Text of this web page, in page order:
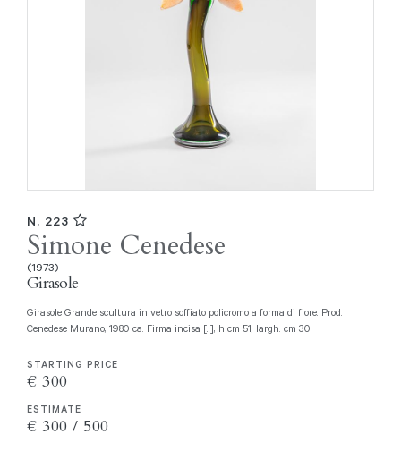
N. 223
Simone Cenedese
(1973)
Girasole
Girasole Grande scultura in vetro soffiato policromo a forma di fiore. Prod.
Cenedese Murano, 1980 ca. Firma incisa [..], h cm 51, largh. cm 30
STARTING PRICE
€ 300
ESTIMATE
€ 300 / 500